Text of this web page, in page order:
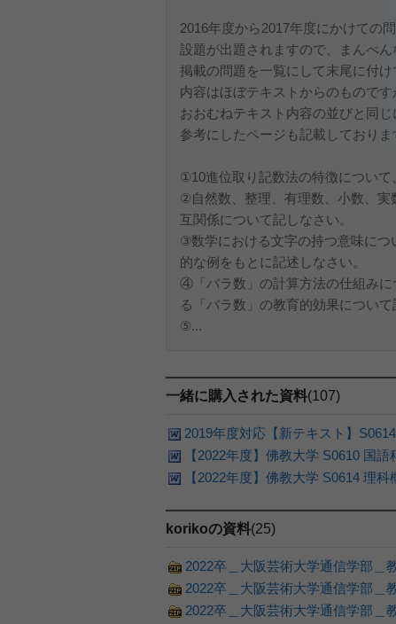
2016年度から2017年度にかけての
設題が出題されますので、まんべ
掲載の問題を一覧にして末尾に付
内容はほぼテキストからのもので
おおむねテキスト内容の並びと同
参考にしたページも記載しており
①10進位取り記数法の特徴について
②自然数、整理、有理数、小数、実
互関係について記しなさい。
③数学における文字の持つ意味につ
的な例をもとに記述しなさい。
④「バラ数」の計算方法の仕組みに
る「バラ数」の教育的効果について
⑤...
一緒に購入された資料(107)
2019年度対応【新テキスト】
【2022年度】佛教大学 S0610 国
【2022年度】佛教大学 S0614 理
korikoの資料(25)
2022卒＿大阪芸術大学通信学部＿
2022卒＿大阪芸術大学通信学部＿
2022卒＿大阪芸術大学通信学部＿